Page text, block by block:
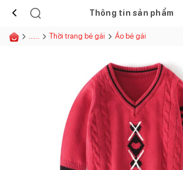
Thông tin sản phẩm
...... Thời trang bé gái Áo bé gái